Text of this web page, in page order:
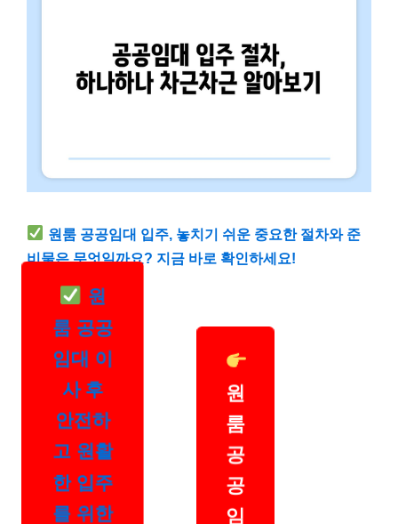
원룸 공공임대 입주, 놓치기 쉬운 중요한 절차와 준
비물은 무엇일까요? 지금 바로 확인하세요!
룸 공공
임대 이
사 후
안전하
고 원활
한 입주
를 위한
원
룸
공
공